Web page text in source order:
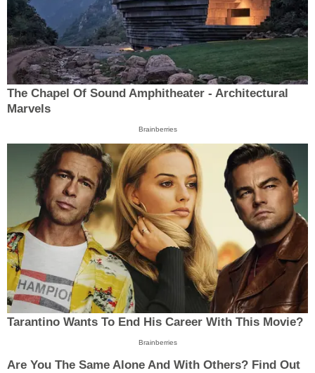
The Chapel Of Sound Amphitheater - Architectural
Marvels
Brainberries
Tarantino Wants To End His Career With This Movie?
Brainberries
Are You The Same Alone And With Others? Find Out